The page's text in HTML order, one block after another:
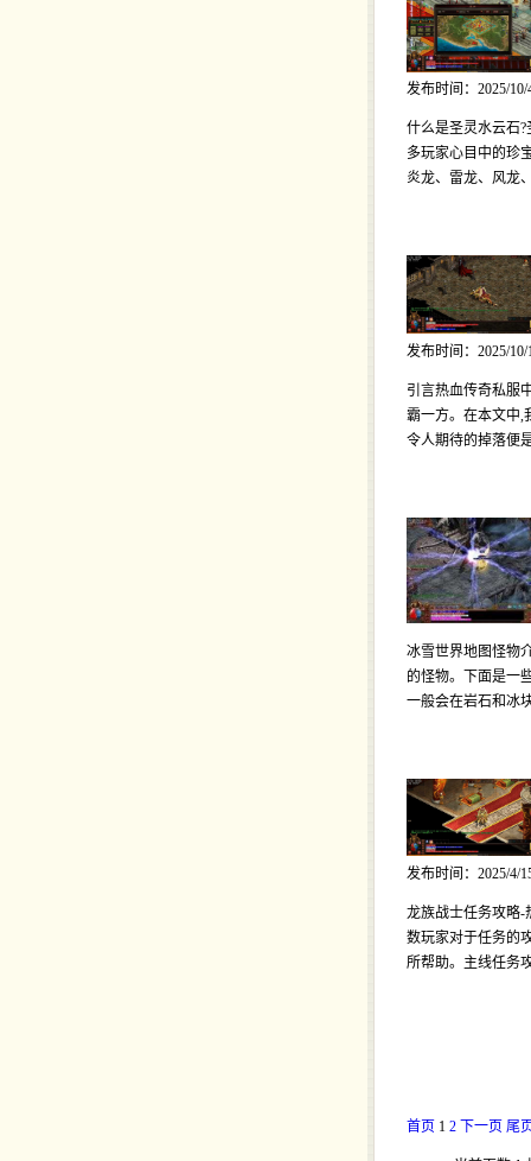
发布时间：2025/10/
什么是圣灵水云石
多玩家心目中的珍
炎龙、雷龙、风龙
发布时间：2025/10/
引言热血传奇私服
霸一方。在本文中,
令人期待的掉落便
冰雪世界地图怪物
的怪物。下面是一
一般会在岩石和冰
发布时间：2025/4/
龙族战士任务攻略-
数玩家对于任务的
所帮助。主线任务
首页 1 2 下一页 尾